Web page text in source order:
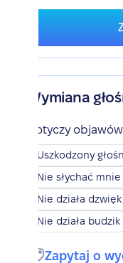
Wymiana
Dotyczy objawów
Uszkodzony
Nie słychać
Nie działa dzwięk
Nie działa budzik
Zapytaj o